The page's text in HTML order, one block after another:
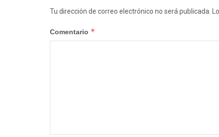
Tu dirección de correo electrónico no será publicada.
Comentario *